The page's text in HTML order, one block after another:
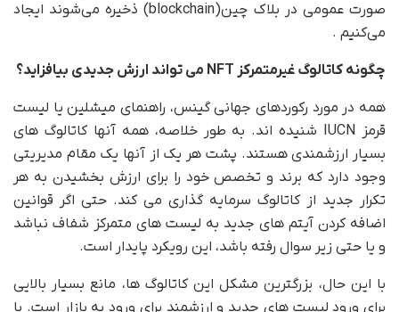
صورت عمومی در بلاک چین(blockchain) ذخیره می‌شوند ایجاد
می‌کنیم .
چگونه کاتالوگ‌ غیرمتمرکز NFT می تواند ارزش جدیدی بیافزاید؟
همه در مورد رکوردهای جهانی گینس، راهنمای میشلین یا لیست
قرمز IUCN شنیده اند. به طور خلاصه، همه آنها کاتالوگ های
بسیار ارزشمندی هستند. پشت هر یک از آنها یک مقام مدیریتی
وجود دارد که برند و تخصص خود را برای ارزش بخشیدن به هر
تکرار جدید از کاتالوگ سرمایه گذاری می کند. حتی اگر قوانین
اضافه کردن آیتم های جدید به لیست های متمرکز شفاف نباشد
و یا حتی زیر سوال رفته باشد، این رویکرد پایدار است.
با این حال، بزرگترین مشکل این کاتالوگ ها، مانع بسیار بالایی
برای ورود لیست های جدید و ارزشمند برای ورود به بازار است. با